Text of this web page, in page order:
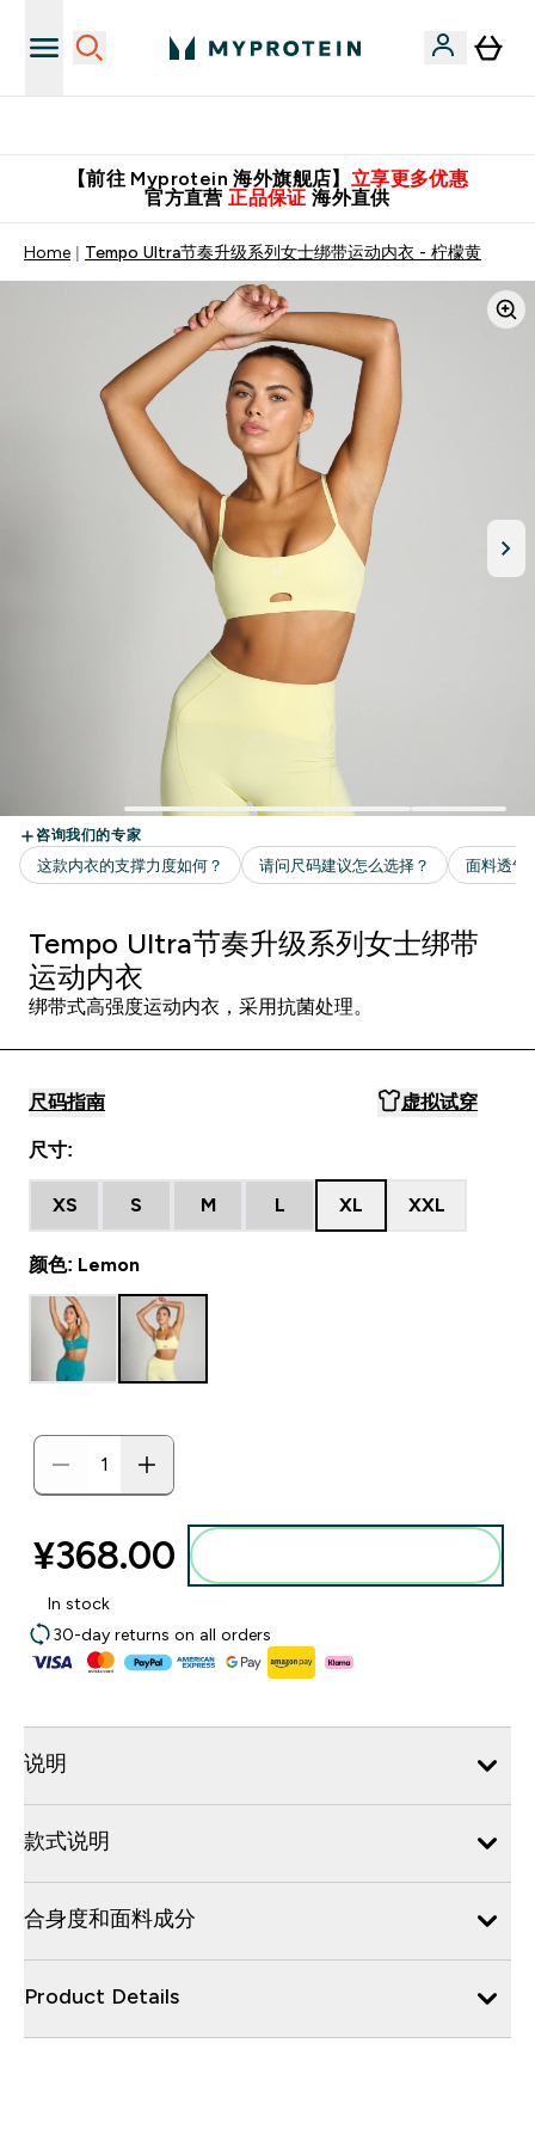
【前往 Myprotein 海外旗舰店】 立享更多优惠
官方直营 正品保证 海外直供
Home Tempo Ultra节奏升级系列女士绑带运动内衣 - 柠檬黄
Tempo Ultra节奏升级系列女士绑带
运动内衣
绑带式高强度运动内衣，采用抗菌处理。
尺码指南 虚拟试穿
尺寸:
XS S M L XL XXL
颜色: Lemon
¥368.00‎
In stock
30-day returns on all orders
说明
款式说明
合身度和面料成分
Product Details